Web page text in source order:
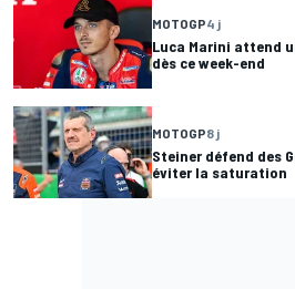
MOTOGP4 j
Luca Marini attend
dès ce week-end
MOTOGP8 j
Steiner défend des
éviter la saturation